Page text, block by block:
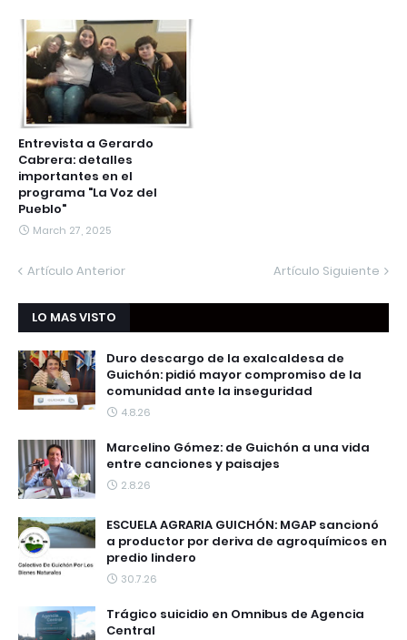
Entrevista a Gerardo
Cabrera: detalles
importantes en el
programa "La Voz del
Pueblo"
March 27, 2025
Artículo Anterior Artículo Siguiente
LO MAS VISTO
Duro descargo de la exalcaldesa de
Guichón: pidió mayor compromiso de la
comunidad ante la inseguridad
4.8.26
Marcelino Gómez: de Guichón a una vida
entre canciones y paisajes
2.8.26
ESCUELA AGRARIA GUICHÓN: MGAP sancionó
a productor por deriva de agroquímicos en
predio lindero
30.7.26
Trágico suicidio en Omnibus de Agencia
Central